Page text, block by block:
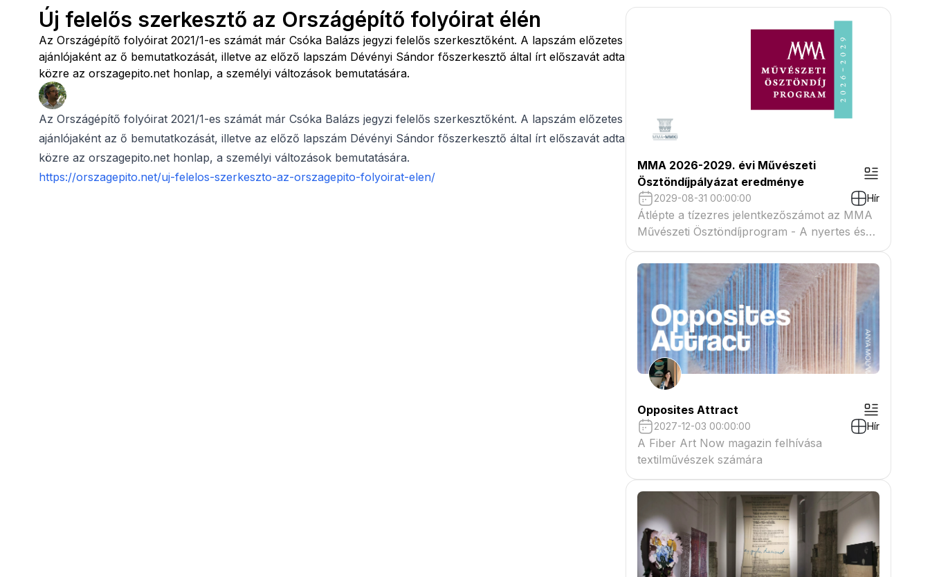
Új felelős szerkesztő az Országépítő folyóirat élén
Az Országépítő folyóirat 2021/1-es számát már Csóka Balázs jegyzi felelős szerkesztőként. A lapszám előzetes
ajánlójaként az ő bemutatkozását, illetve az előző lapszám Dévényi Sándor főszerkesztő által írt előszavát adta
közre az orszagepito.net honlap, a személyi változások bemutatására.
Az Országépítő folyóirat 2021/1-es számát már Csóka Balázs jegyzi felelős szerkesztőként. A lapszám előzetes
ajánlójaként az ő bemutatkozását, illetve az előző lapszám Dévényi Sándor főszerkesztő által írt előszavát adta
közre az orszagepito.net honlap, a személyi változások bemutatására.
https://orszagepito.net/uj-felelos-szerkeszto-az-orszagepito-folyoirat-elen/
MMA 2026-2029. évi Művészeti
Ösztöndíjpályázat eredménye
2029-08-31 00:00:00 Hír
Átlépte a tízezres jelentkezőszámot az MMA
Művészeti Ösztöndíjprogram - A nyertes és
tartaléklistás pályázók névsora megtekinthető
a csatolmányban
Opposites Attract
2027-12-03 00:00:00 Hír
A Fiber Art Now magazin felhívása
textilművészek számára